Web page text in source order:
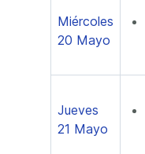
Miércoles
20 Mayo
Jueves
21 Mayo